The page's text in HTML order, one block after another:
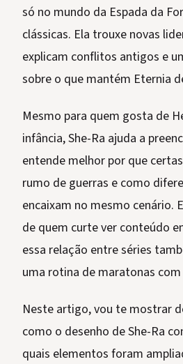
só no mundo da Espada da
clássicas. Ela trouxe novas
explicam conflitos antigos e
sobre o que mantém Eternia
Mesmo para quem gosta de
infância, She-Ra ajuda a
entende melhor por que
rumo de guerras e como
encaixam no mesmo cenário.
de quem curte ver conteúdo
essa relação entre séries
uma rotina de maratonas
Neste artigo, vou te mostrar
como o desenho de She-Ra
quais elementos foram